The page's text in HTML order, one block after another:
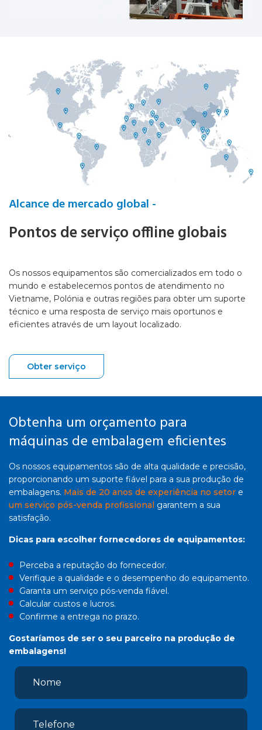
Alcance de mercado global -
Pontos de serviço offline globais
Os nossos equipamentos são comercializados em todo o
mundo e estabelecemos pontos de atendimento no
Vietname, Polónia e outras regiões para obter um suporte
técnico e uma resposta de serviço mais oportunos e
eficientes através de um layout localizado.
Obter serviço
Obtenha um orçamento para
máquinas de embalagem eficientes
Os nossos equipamentos são de alta qualidade e precisão,
proporcionando um suporte fiável para a sua produção de
embalagens. Mais de 20 anos de experiência no setor e
um serviço pós-venda profissional garantem a sua
satisfação.
Dicas para escolher fornecedores de equipamentos:
Perceba a reputação do fornecedor.
Verifique a qualidade e o desempenho do equipamento.
Garanta um serviço pós-venda fiável.
Calcular custos e lucros.
Confirme a entrega no prazo.
Gostaríamos de ser o seu parceiro na produção de
embalagens!